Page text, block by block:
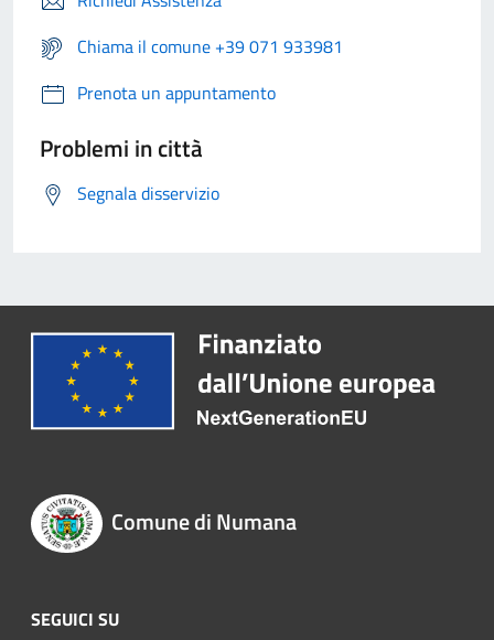
Chiama il comune +39 071 933981
Prenota un appuntamento
Problemi in città
Segnala disservizio
Comune di Numana
SEGUICI SU